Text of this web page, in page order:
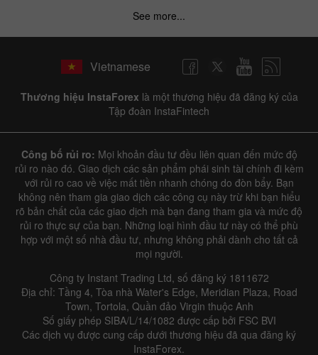
See more...
Vietnamese
Thương hiệu InstaForex là một thương hiệu đã đăng ký của
Tập đoàn InstaFintech
Công bố rủi ro: Mọi khoản đầu tư đều liên quan đến mức độ
rủi ro nào đó. Giao dịch các sản phẩm phái sinh tài chính đi kèm
với rủi ro cao về việc mất tiền nhanh chóng do đòn bẩy. Bạn
không nên tham gia giao dịch các công cụ này trừ khi bạn hiểu
rõ bản chất của các giao dịch mà bạn đang tham gia và mức độ
rủi ro thực sự của bạn. Những loại hình đầu tư này có thể phù
hợp với một số nhà đầu tư, nhưng không phải dành cho tất cả
mọi người.
Công ty Instant Trading Ltd, số đăng ký 1811672
Địa chỉ: Tầng 4, Tòa nhà Water's Edge, Meridian Plaza, Road
Town, Tortola, Quần đảo Virgin thuộc Anh
Số giấy phép SIBA/L/14/1082 được cấp bởi FSC BVI
Các dịch vụ được cung cấp dưới thương hiệu đã qua đăng ký
InstaForex.